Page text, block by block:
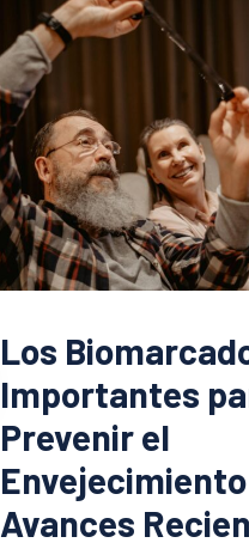
Los
Importantes
Prevenir el
Avances